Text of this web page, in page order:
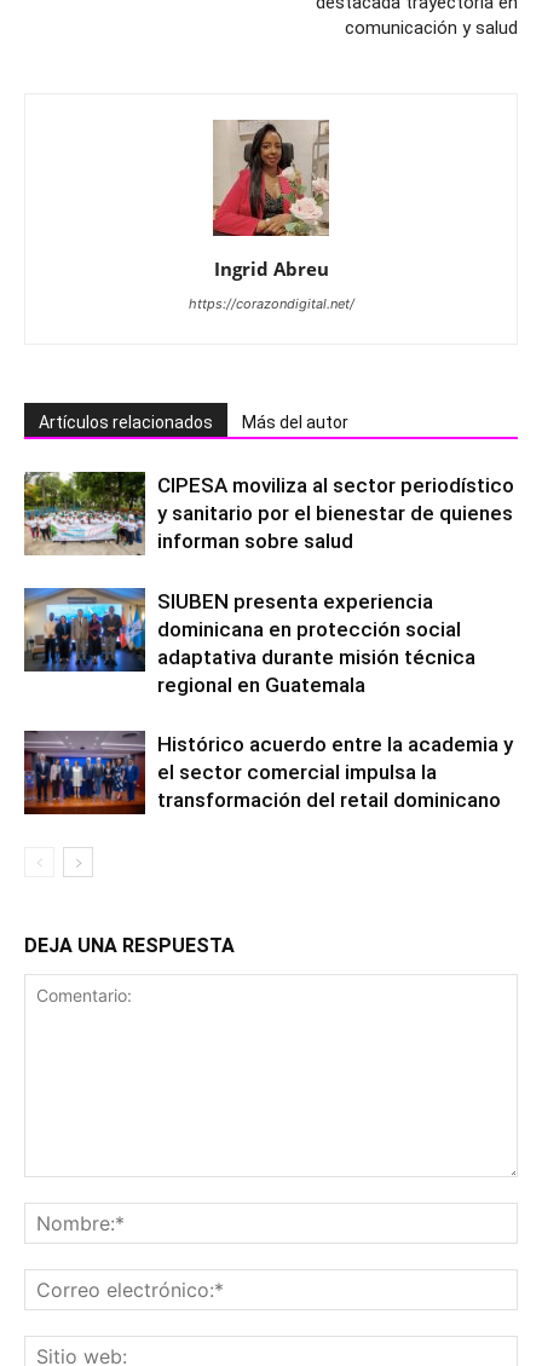
comunicación y salud
Ingrid Abreu
https://corazondigital.net/
Artículos relacionados Más del autor
CIPESA moviliza al sector periodístico
y sanitario por el bienestar de quienes
informan sobre salud
SIUBEN presenta experiencia
dominicana en protección social
adaptativa durante misión técnica
regional en Guatemala
Histórico acuerdo entre la academia y
el sector comercial impulsa la
transformación del retail dominicano
DEJA UNA RESPUESTA